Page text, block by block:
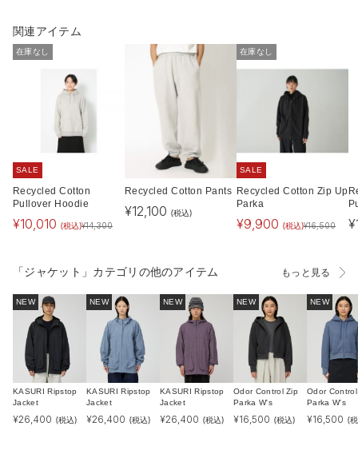
関連アイテム
在庫なし
SALE
Recycled Cotton
Pullover Hoodie
¥10,010 (税込)¥14,300
Recycled Cotton Pants
¥12,100 (税込)
在庫なし
SALE
Recycled Cotton Zip Up
Parka
¥9,900 (税込)¥16,500 ¥
「ジャケット」カテゴリの他のアイテム もっと見る
NEW
KASURI Ripstop
Jacket
¥26,400 (税込)
NEW
KASURI Ripstop
Jacket
¥26,400 (税込)
NEW
KASURI Ripstop
Jacket
¥26,400 (税込)
NEW
Odor Control Zip
Parka W's
¥16,500 (税込)
NEW
Odor
Parka W's
¥16,500 (